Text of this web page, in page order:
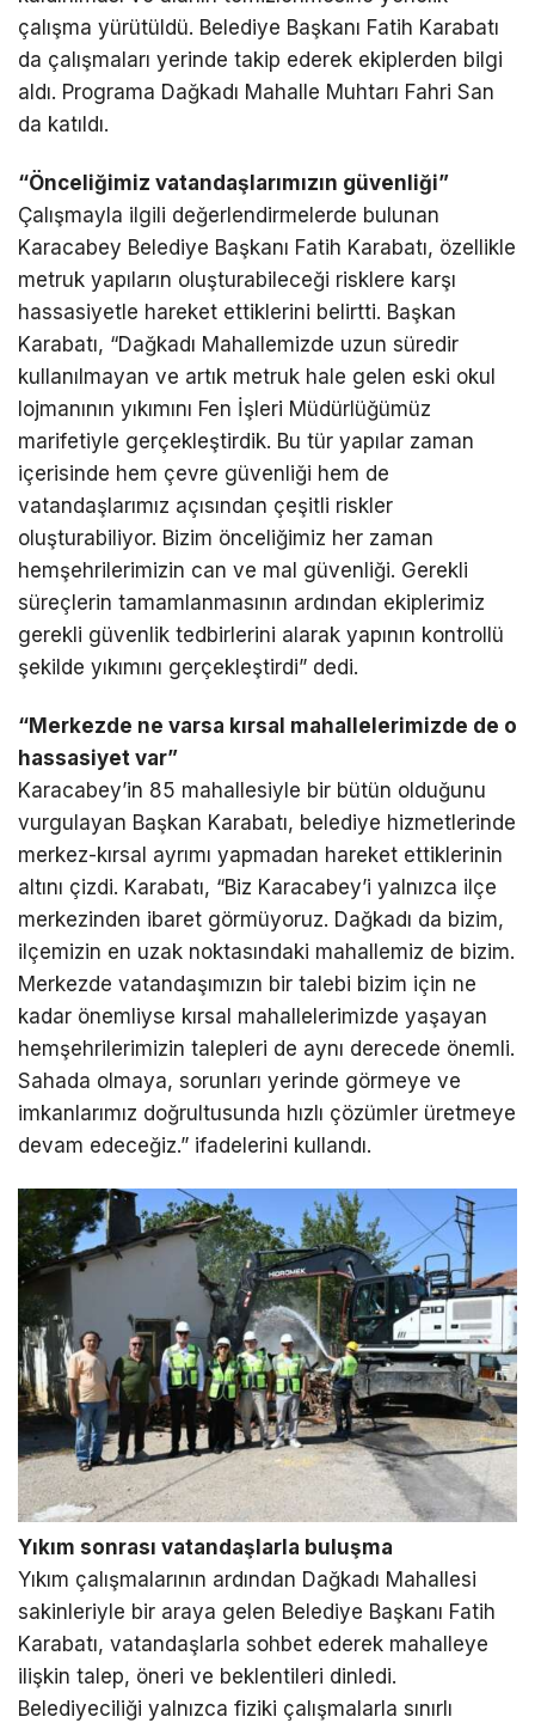
çalışma yürütüldü. Belediye Başkanı Fatih Karabatı
da çalışmaları yerinde takip ederek ekiplerden bilgi
aldı. Programa Dağkadı Mahalle Muhtarı Fahri San
da katıldı.
“Önceliğimiz vatandaşlarımızın güvenliği”
Çalışmayla ilgili değerlendirmelerde bulunan
Karacabey Belediye Başkanı Fatih Karabatı, özellikle
metruk yapıların oluşturabileceği risklere karşı
hassasiyetle hareket ettiklerini belirtti. Başkan
Karabatı, “Dağkadı Mahallemizde uzun süredir
kullanılmayan ve artık metruk hale gelen eski okul
lojmanının yıkımını Fen İşleri Müdürlüğümüz
marifetiyle gerçekleştirdik. Bu tür yapılar zaman
içerisinde hem çevre güvenliği hem de
vatandaşlarımız açısından çeşitli riskler
oluşturabiliyor. Bizim önceliğimiz her zaman
hemşehrilerimizin can ve mal güvenliği. Gerekli
süreçlerin tamamlanmasının ardından ekiplerimiz
gerekli güvenlik tedbirlerini alarak yapının kontrollü
şekilde yıkımını gerçekleştirdi” dedi.
“Merkezde ne varsa kırsal mahallelerimizde de o
hassasiyet var”
Karacabey’in 85 mahallesiyle bir bütün olduğunu
vurgulayan Başkan Karabatı, belediye hizmetlerinde
merkez-kırsal ayrımı yapmadan hareket ettiklerinin
altını çizdi. Karabatı, “Biz Karacabey’i yalnızca ilçe
merkezinden ibaret görmüyoruz. Dağkadı da bizim,
ilçemizin en uzak noktasındaki mahallemiz de bizim.
Merkezde vatandaşımızın bir talebi bizim için ne
kadar önemliyse kırsal mahallelerimizde yaşayan
hemşehrilerimizin talepleri de aynı derecede önemli.
Sahada olmaya, sorunları yerinde görmeye ve
imkanlarımız doğrultusunda hızlı çözümler üretmeye
devam edeceğiz.” ifadelerini kullandı.
Yıkım sonrası vatandaşlarla buluşma
Yıkım çalışmalarının ardından Dağkadı Mahallesi
sakinleriyle bir araya gelen Belediye Başkanı Fatih
Karabatı, vatandaşlarla sohbet ederek mahalleye
ilişkin talep, öneri ve beklentileri dinledi.
Belediyeciliği yalnızca fiziki çalışmalarla sınırlı